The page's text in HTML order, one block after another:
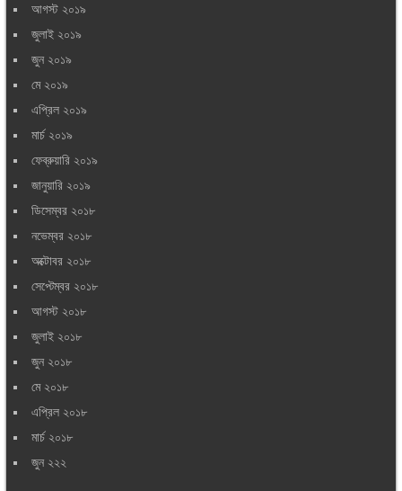
আগস্ট ২০১৯
জুলাই ২০১৯
জুন ২০১৯
মে ২০১৯
এপ্রিল ২০১৯
মার্চ ২০১৯
ফেব্রুয়ারি ২০১৯
জানুয়ারি ২০১৯
ডিসেম্বর ২০১৮
নভেম্বর ২০১৮
অক্টোবর ২০১৮
সেপ্টেম্বর ২০১৮
আগস্ট ২০১৮
জুলাই ২০১৮
জুন ২০১৮
মে ২০১৮
এপ্রিল ২০১৮
মার্চ ২০১৮
জুন ২২২